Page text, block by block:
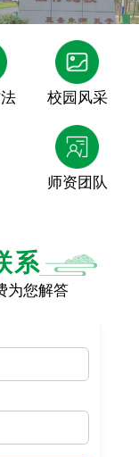
校园风采
师资团队
系
为您解答